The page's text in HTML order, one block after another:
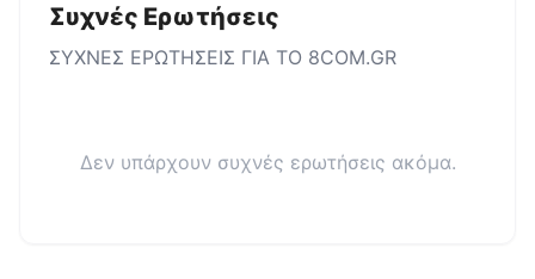
Συχνές Ερωτήσεις
ΣΥΧΝΕΣ ΕΡΩΤΗΣΕΙΣ ΓΙΑ ΤΟ 8COM.GR
Δεν υπάρχουν συχνές ερωτήσεις ακόμα.